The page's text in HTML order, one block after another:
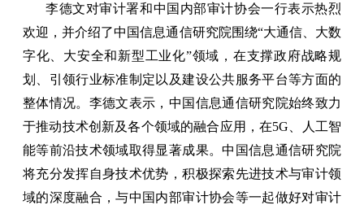
李德文对审计署和中国内部审计协会一行表示热烈
欢迎，并介绍了中国信息通信研究院围绕“大通信、大数
字化、大安全和新型工业化”领域，在支撑政府战略规
划、引领行业标准制定以及建设公共服务平台等方面的
整体情况。李德文表示，中国信息通信研究院始终致力
于推动技术创新及各个领域的融合应用，在5G、人工智
能等前沿技术领域取得显著成果。中国信息通信研究院
将充分发挥自身技术优势，积极探索先进技术与审计领
域的深度融合，与中国内部审计协会等一起做好对审计